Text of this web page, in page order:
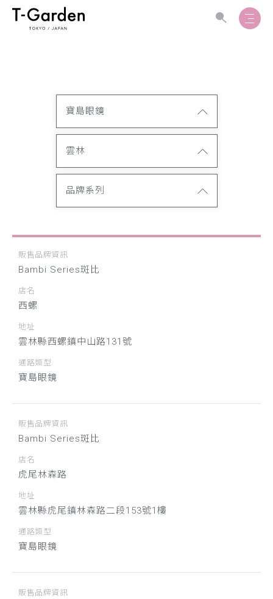
寶島眼鏡
雲林
品牌系列
販售品牌資訊
Bambi Series斑比
店名
西螺
地址
雲林縣西螺鎮中山路131號
通路類型
寶島眼鏡
販售品牌資訊
Bambi Series斑比
店名
虎尾林森路
地址
雲林縣虎尾鎮林森路二段153號1樓
通路類型
寶島眼鏡
販售品牌資訊